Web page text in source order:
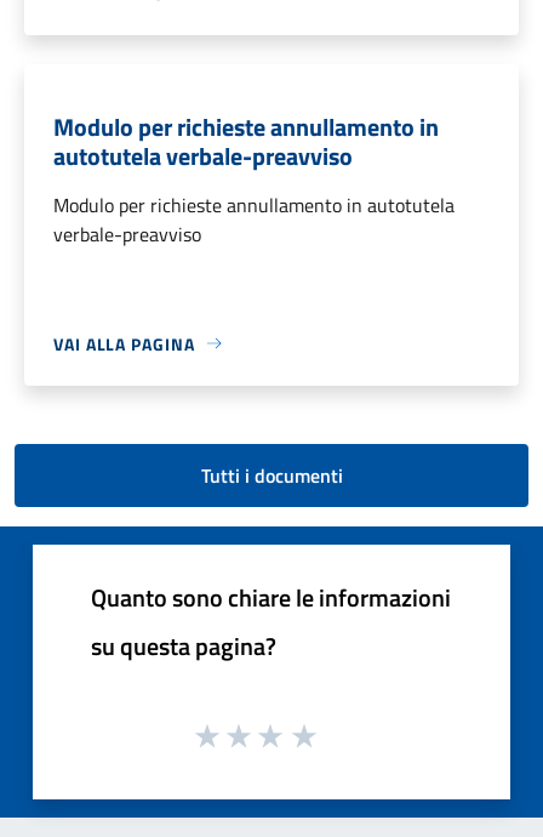
Modulo per richieste annullamento in
autotutela verbale-preavviso
Modulo per richieste annullamento in autotutela
verbale-preavviso
VAI ALLA PAGINA
Tutti i documenti
Quanto sono chiare le informazioni
su questa pagina?